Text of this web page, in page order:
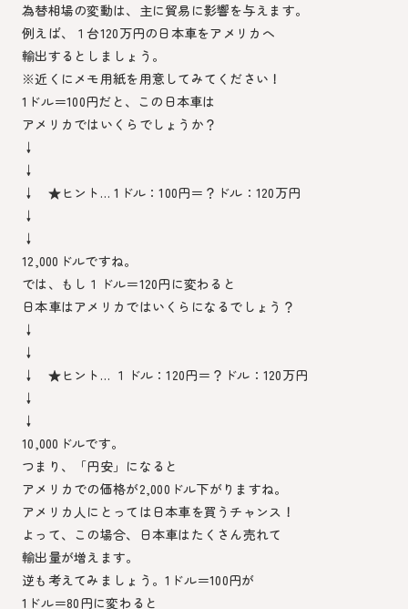
為替相場の変動は、主に貿易に影響を与えます。
例えば、１台120万円の日本車をアメリカへ
輸出するとしましょう。
※近くにメモ用紙を用意してみてください！
1ドル＝100円だと、この日本車は
アメリカではいくらでしょうか？
↓
↓
↓ ★ヒント… 1ドル：100円＝？ドル：120万円
↓
↓
12,000ドルですね。
では、もし１ドル＝120円に変わると
日本車はアメリカではいくらになるでしょう？
↓
↓
↓ ★ヒント… １ドル：120円＝？ドル：120万円
↓
↓
10,000ドルです。
つまり、「円安」になると
アメリカでの価格が2,000ドル下がりますね。
アメリカ人にとっては日本車を買うチャンス！
よって、この場合、日本車はたくさん売れて
輸出量が増えます。
逆も考えてみましょう。1ドル＝100円が
1ドル＝80円に変わると